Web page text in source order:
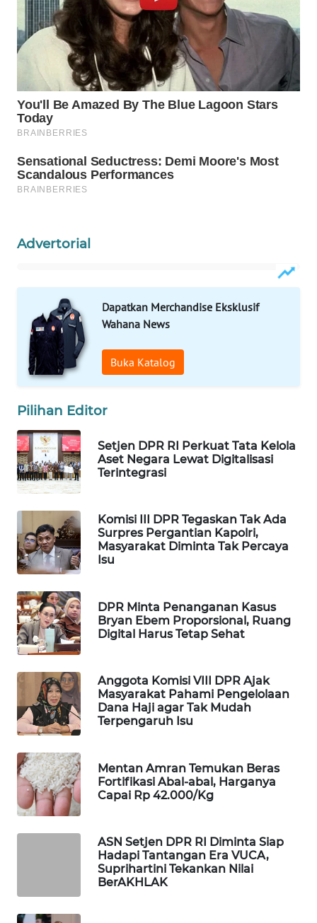
Advertorial
Dapatkan Merchandise Eksklusif
Wahana News
Buka Katalog
Pilihan Editor
Setjen DPR RI Perkuat Tata Kelola
Aset Negara Lewat Digitalisasi
Terintegrasi
Komisi III DPR Tegaskan Tak Ada
Surpres Pergantian Kapolri,
Masyarakat Diminta Tak Percaya
Isu
DPR Minta Penanganan Kasus
Bryan Ebem Proporsional, Ruang
Digital Harus Tetap Sehat
Anggota Komisi VIII DPR Ajak
Masyarakat Pahami Pengelolaan
Dana Haji agar Tak Mudah
Terpengaruh Isu
Mentan Amran Temukan Beras
Fortifikasi Abal-abal, Harganya
Capai Rp 42.000/Kg
ASN Setjen DPR RI Diminta Siap
Hadapi Tantangan Era VUCA,
Suprihartini Tekankan Nilai
BerAKHLAK
LISTRIK
WAHANA
WAHANA
TV
ID
WAHANA
SPORT
WAHANA
UMKM
WAHANA
WAHANA
PERSONA
WAHANA
OTOMOTIF
WAHANA
WAHANA
DESA
WISATA
LAPAK
WAHANA
Wahana
Network
KONSUMEN
LISTRIK
WALINKI